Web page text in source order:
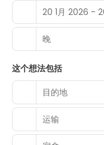
20 1月 2026 -
晚
这个想法包括
目的地
运输